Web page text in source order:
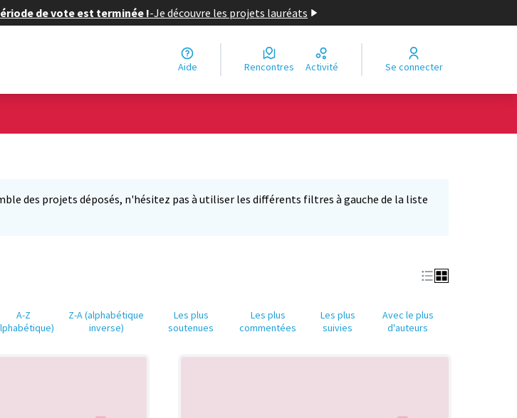
de vote est terminée !-Je découvre les projets lauréats
Aide Rencontres Activité Se connecter
des projets déposés, n'hésitez pas à utiliser les différents filtres à gauche de la liste
A-Z
Z-A (alphabétique
inverse)
Les plus
soutenues
Les plus
commentées
Les plus
suivies
Avec le plus
d'auteurs